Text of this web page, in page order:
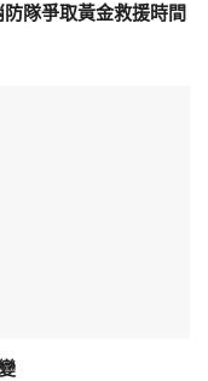
隊爭取黃金救援時間